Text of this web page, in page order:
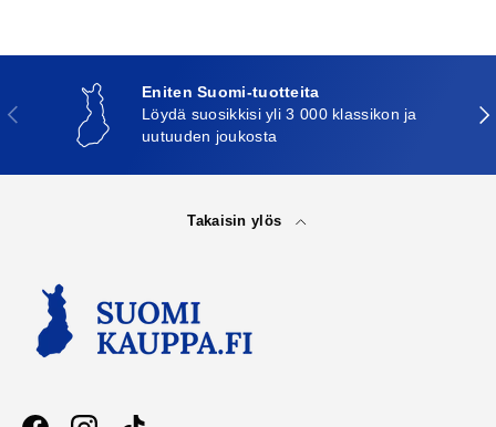
Edellinen
Eniten Suomi-tuotteita
Löydä suosikkisi yli 3 000 klassikon ja
uutuuden joukosta
Takaisin ylös